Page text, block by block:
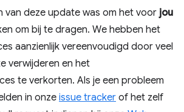
van deze update was om het voor jou
om bij te dragen. We hebben het
aanzienlijk vereenvoudigd door veel
verwijderen en het
te verkorten. Als je een probleem
in onze issue tracker of het zelf